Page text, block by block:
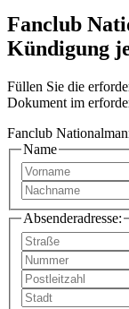
Fanclub
Kündigung
Füllen Sie die
Dokument im
Fanclub
Name
Absenderadresse: